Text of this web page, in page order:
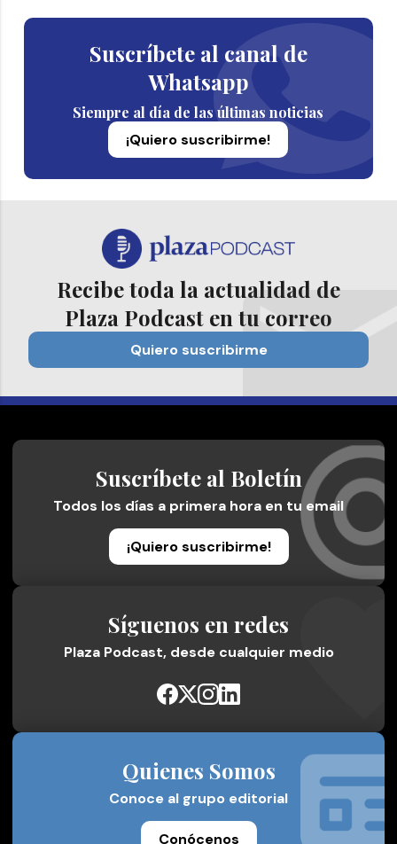
Suscríbete al canal de
Whatsapp
Siempre al día de las últimas noticias
¡Quiero suscribirme!
Recibe toda la actualidad de
Plaza Podcast en tu correo
Quiero suscribirme
Suscríbete al Boletín
Todos los días a primera hora en tu email
¡Quiero suscribirme!
Síguenos en redes
Plaza Podcast, desde cualquier medio
Quienes Somos
Conoce al grupo editorial
Conócenos